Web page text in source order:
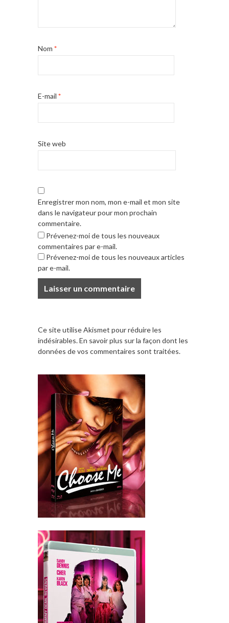
Nom *
E-mail *
Site web
Enregistrer mon nom, mon e-mail et mon site
dans le navigateur pour mon prochain
commentaire.
Prévenez-moi de tous les nouveaux
commentaires par e-mail.
Prévenez-moi de tous les nouveaux articles
par e-mail.
Ce site utilise Akismet pour réduire les
indésirables.En savoir plus sur la façon dont les
données de vos commentaires sont traitées.